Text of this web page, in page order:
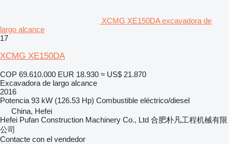
XCMG XE150DA excavadora de
largo alcance
17
XCMG XE150DA
COP 69.610.000 EUR 18.930 ≈ US$ 21.870
Excavadora de largo alcance
2016
Potencia 93 kW (126.53 Hp) Combustible eléctrico/diesel
China, Hefei
Hefei Pufan Construction Machinery Co., Ltd 合肥朴凡工程机械有限
公司
Contacte con el vendedor